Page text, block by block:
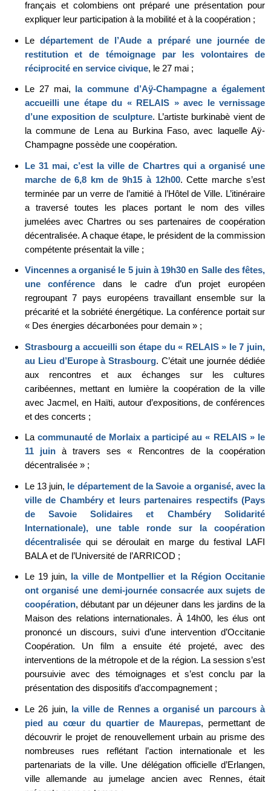
français et colombiens ont préparé une présentation pour
expliquer leur participation à la mobilité et à la coopération ;
Le département de l’Aude a préparé une journée de
restitution et de témoignage par les volontaires de
réciprocité en service civique, le 27 mai ;
Le 27 mai, la commune d’Aÿ-Champagne a également
accueilli une étape du « RELAIS » avec le vernissage
d’une exposition de sculpture. L’artiste burkinabè vient de
la commune de Lena au Burkina Faso, avec laquelle Aÿ-
Champagne possède une coopération.
Le 31 mai, c’est la ville de Chartres qui a organisé une
marche de 6,8 km de 9h15 à 12h00. Cette marche s’est
terminée par un verre de l’amitié à l’Hôtel de Ville. L’itinéraire
a traversé toutes les places portant le nom des villes
jumelées avec Chartres ou ses partenaires de coopération
décentralisée. A chaque étape, le président de la commission
compétente présentait la ville ;
Vincennes a organisé le 5 juin à 19h30 en Salle des fêtes,
une conférence dans le cadre d’un projet européen
regroupant 7 pays européens travaillant ensemble sur la
précarité et la sobriété énergétique. La conférence portait sur
« Des énergies décarbonées pour demain » ;
Strasbourg a accueilli son étape du « RELAIS » le 7 juin,
au Lieu d’Europe à Strasbourg. C’était une journée dédiée
aux rencontres et aux échanges sur les cultures
caribéennes, mettant en lumière la coopération de la ville
avec Jacmel, en Haïti, autour d’expositions, de conférences
et des concerts ;
La communauté de Morlaix a participé au « RELAIS » le
11 juinà travers ses « Rencontres de la coopération
décentralisée » ;
Le 13 juin, le département de la Savoie a organisé, avec la
ville de Chambéry et leurs partenaires respectifs (Pays
de Savoie Solidaires et Chambéry Solidarité
Internationale), une table ronde sur la coopération
décentraliséequi se déroulait en marge du festival LAFI
BALA et de l’Université de l’ARRICOD ;
Le 19 juin, la ville de Montpellier et la Région Occitanie
ont organisé une demi-journée consacrée aux sujets de
coopération, débutant par un déjeuner dans les jardins de la
Maison des relations internationales. À 14h00, les élus ont
prononcé un discours, suivi d’une intervention d’Occitanie
Coopération. Un film a ensuite été projeté, avec des
interventions de la métropole et de la région. La session s’est
poursuivie avec des témoignages et s’est conclu par la
présentation des dispositifs d’accompagnement ;
Le 26 juin, la ville de Rennes a organisé un parcours à
pied au cœur du quartier de Maurepas, permettant de
découvrir le projet de renouvellement urbain au prisme des
nombreuses rues reflétant l’action internationale et les
partenariats de la ville. Une délégation officielle d’Erlangen,
ville allemande au jumelage ancien avec Rennes, était